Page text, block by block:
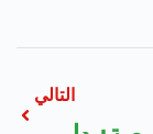
التالي